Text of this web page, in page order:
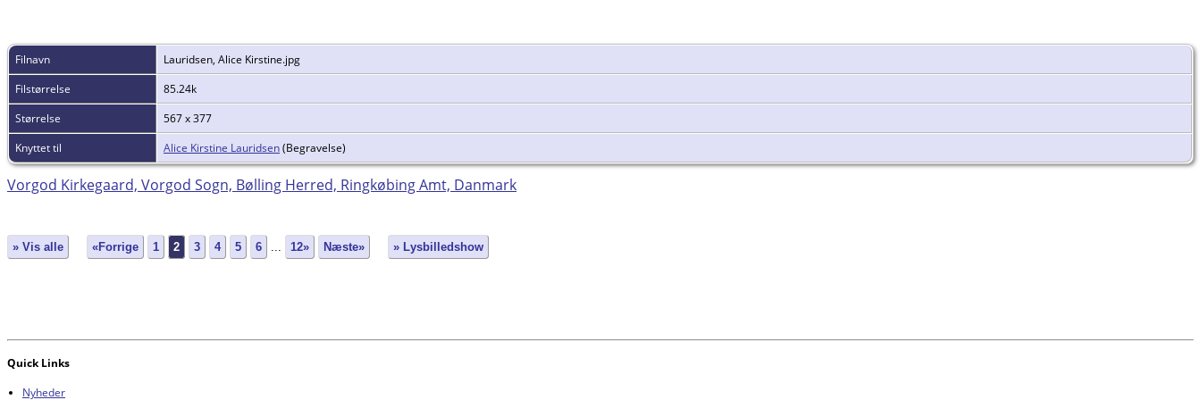
Filnavn
Lauridsen, Alice Kirstine.jpg
Filstørrelse
85.24k
Størrelse
567 x 377
Knyttet til
Alice Kirstine Lauridsen(Begravelse)
Vorgod Kirkegaard, Vorgod Sogn, Bølling Herred, Ringkøbing Amt, Danmark
» Vis alle «Forrige 1 2 3 4 5 6 12» Næste» » Lysbilledshow
Quick Links
Nyheder